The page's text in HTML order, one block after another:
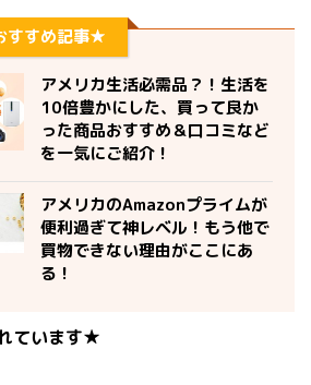
すすめ記事★
アメリカ生活必需品？！生活を
10倍豊かにした、買って良か
った商品おすすめ＆口コミなど
を一気にご紹介！
アメリカのAmazonプライムが
便利過ぎて神レベル！もう他で
買物できない理由がここにあ
る！
ています★